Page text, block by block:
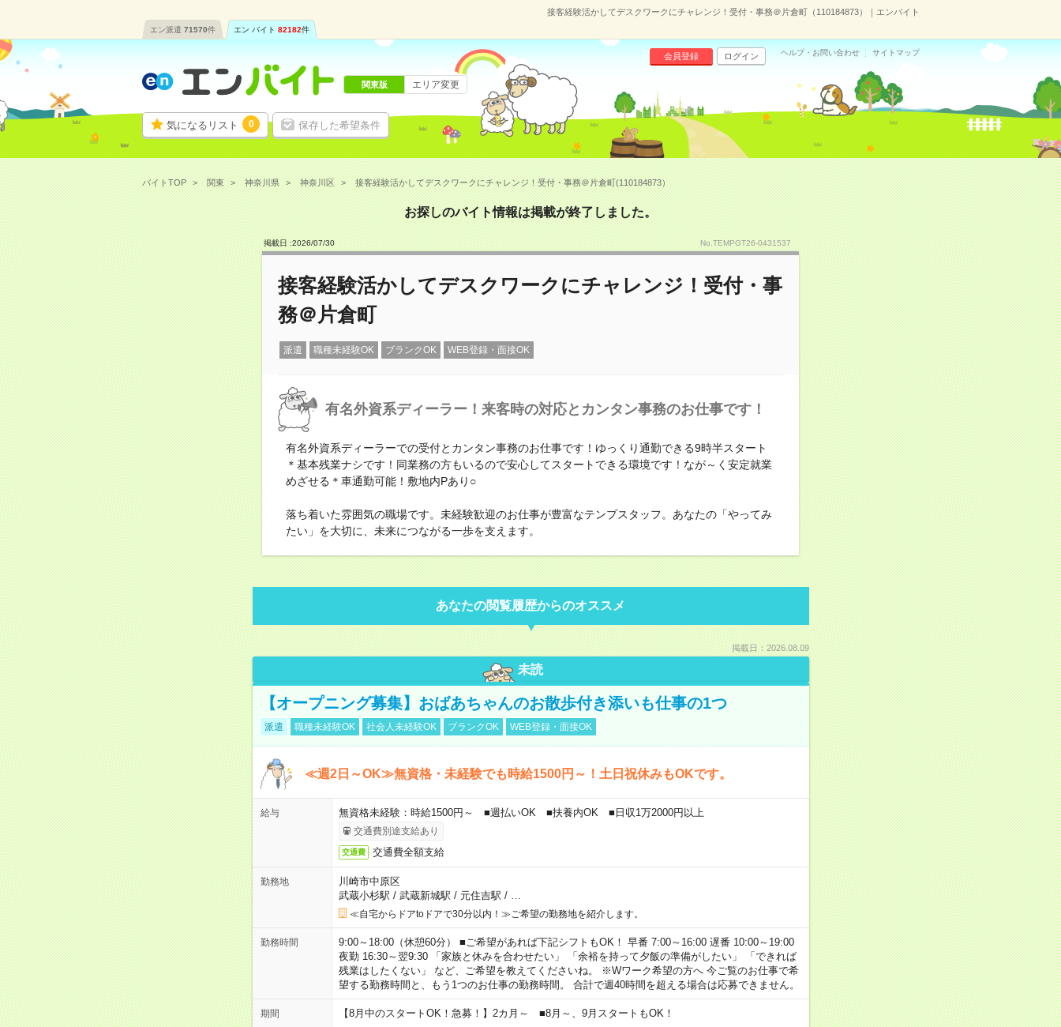
接客経験活かしてデスクワークにチャレンジ！受付・事務＠片倉町（110184873）｜エンバイト
エン派遣 71570件 エン バイト 82182件
気になるリスト 0 保存した希望条件
会員登録 ログイン ヘルプ・お問い合わせ サイトマップ
関東版 エリア変更
バイトTOP 関東 神奈川県 神奈川区 接客経験活かしてデスクワークにチャレンジ！受付・事務＠片倉町(110184873）
お探しのバイト情報は掲載が終了しました。
掲載日 :2026/07/30 No.TEMPGT26-0431537
接客経験活かしてデスクワークにチャレンジ！受付・事
務＠片倉町
派遣 職種未経験OK ブランクOK WEB登録・面接OK
有名外資系ディーラー！来客時の対応とカンタン事務のお仕事です！
有名外資系ディーラーでの受付とカンタン事務のお仕事です！ゆっくり通勤できる9時半スタート
＊基本残業ナシです！同業務の方もいるので安心してスタートできる環境です！なが～く安定就業
めざせる＊車通勤可能！敷地内Pあり○
落ち着いた雰囲気の職場です。未経験歓迎のお仕事が豊富なテンプスタッフ。あなたの「やってみ
たい」を大切に、未来につながる一歩を支えます。
あなたの閲覧履歴からのオススメ
掲載日：2026.08.09
未読
【オープニング募集】おばあちゃんのお散歩付き添いも仕事の1つ
派遣 職種未経験OK 社会人未経験OK ブランクOK WEB登録・面接OK
≪週2日～OK≫無資格・未経験でも時給1500円～！土日祝休みもOKです。
給与 無資格未経験：時給1500円～ ■週払いOK ■扶養内OK ■日収1万2000円以上
交通費別途支給あり
交通費 交通費全額支給
勤務地
川崎市中原区
武蔵小杉駅 / 武蔵新城駅 / 元住吉駅 /
≪自宅からドアtoドアで30分以内！≫ご希望の勤務地を紹介します。
勤務時間
9:00～18:00（休憩60分） ■ご希望があれば下記シフトもOK！ 早番 7:00～16:00 遅番 10:00～19:00
夜勤 16:30～翌9:30 「家族と休みを合わせたい」 「余裕を持って夕飯の準備がしたい」 「できれば
残業はしたくない」 など、ご希望を教えてくださいね。 ※Wワーク希望の方へ 今ご覧のお仕事で希
望する勤務時間と、もう1つのお仕事の勤務時間。 合計で週40時間を超える場合は応募できません。
期間 【8月中のスタートOK！急募！】2カ月～ ■8月～、9月スタートもOK！